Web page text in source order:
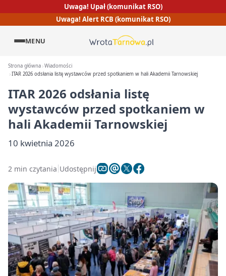
Uwaga! Upał (komunikat RSO)
Uwaga! Alert RCB (komunikat RSO)
MENU
Strona główna Wiadomości
ITAR 2026 odsłania listę wystawców przed spotkaniem w hali Akademii Tarnowskiej
ITAR 2026 odsłania listę
wystawców przed spotkaniem w
hali Akademii Tarnowskiej
10 kwietnia 2026
2 min czytania Udostępnij